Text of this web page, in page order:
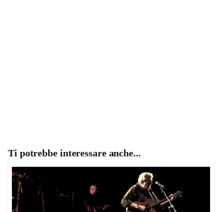
Ti potrebbe interessare anche...